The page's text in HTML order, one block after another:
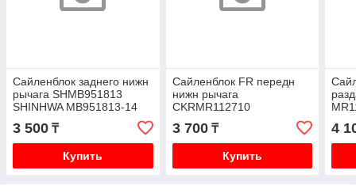
Сайленблок заднего нижн
рычага SHMB951813
SHINHWA MB951813-14
SH297 PD4 PD5V PE8 PD8
PF6 PF8
3 500 ₸
Купить
Сайленблок FR передн
нижн рычага
CKRMR112710
SHMR112710 SH291
CVKH143 MR112710 PD4
PD5 PE8 PD8 PF6
3 700₸
Купить
PF6
4